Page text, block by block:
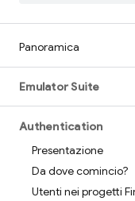
Panoramica
Emulator Suite
Authentication
Presentazione
Da dove comincio?
Utenti nei progetti